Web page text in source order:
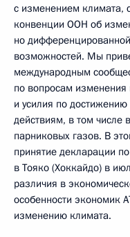
с изменением климата,
конвенции ООН об
но
возможностей. Мы
международным
по вопросам
и усилия по
действиям, в том числе
парниковых газов. В
принятие декларации
в Тояко (Хоккайдо) в
различия в
особенности экономик
изменению климата.